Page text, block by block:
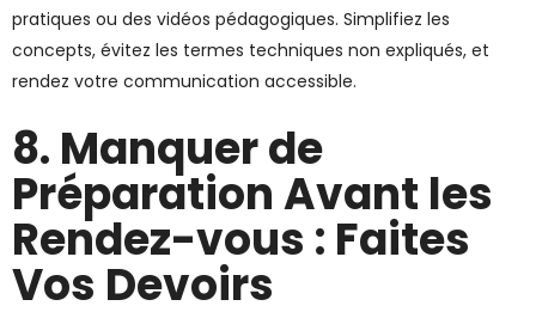
pratiques ou des vidéos pédagogiques. Simplifiez les
concepts, évitez les termes techniques non expliqués, et
rendez votre communication accessible.
8. Manquer de
Préparation Avant les
Rendez-vous : Faites
Vos Devoirs